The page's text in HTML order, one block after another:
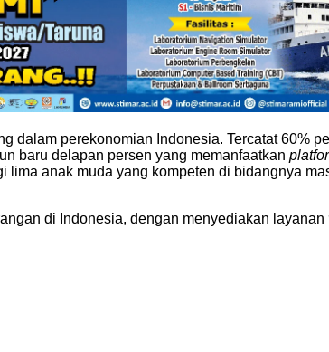
dalam perekonomian Indonesia. Tercatat 60%
baru delapan persen yang memanfaatkan
anak muda yang kompeten di bidangnya
di Indonesia, dengan menyediakan layanan